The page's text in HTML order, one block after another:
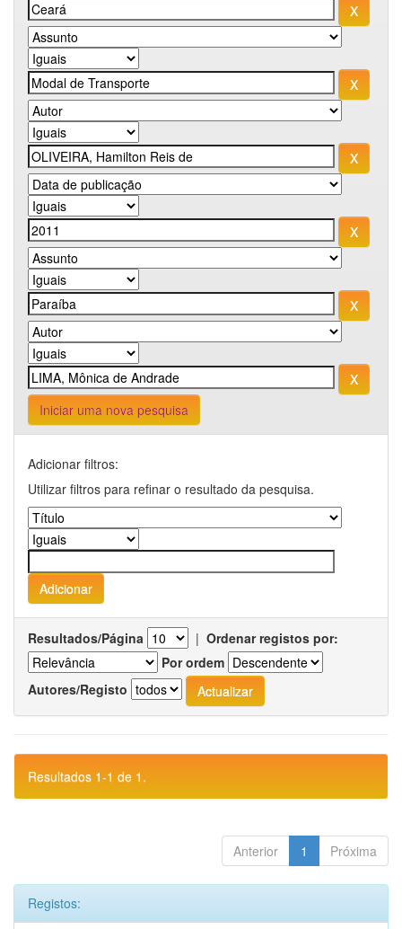
Iniciar uma nova pesquisa
Adicionar filtros:
Utilizar filtros para refinar o resultado da pesquisa.
Resultados/Página | Ordenar registos por:
Por ordem
Autores/Registo
Resultados 1-1 de 1.
Anterior 1 Próxima
Registos: